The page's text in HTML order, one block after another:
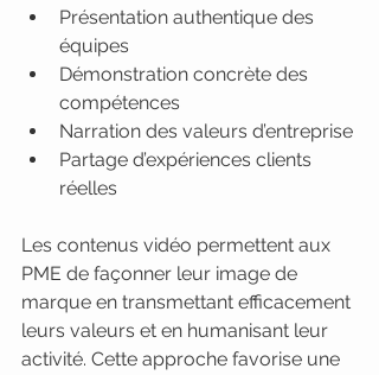
Présentation authentique des
équipes
Démonstration concrète des
compétences
Narration des valeurs d’entreprise
Partage d’expériences clients
réelles
Les contenus vidéo permettent aux
PME de façonner leur image de
marque en transmettant efficacement
leurs valeurs et en humanisant leur
activité. Cette approche favorise une